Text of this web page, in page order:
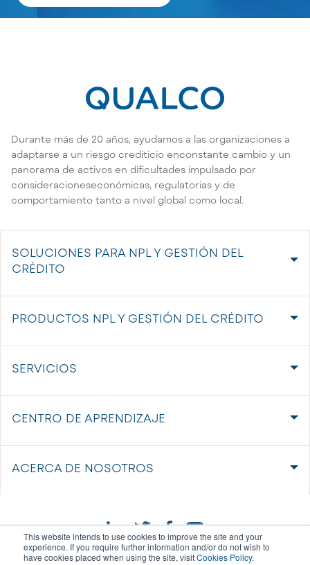
This website intends to use cookies to improve the site and your
experience. If you require further information and/or do not wish to
have cookies placed when using the site, visitCookies Policy.
Durante más de 20 años, ayudamos a las organizaciones a
adaptarse a un riesgo crediticio enconstante cambio y un
panorama de activos en dificultades impulsado por
consideracioneseconómicas, regulatorias y de
comportamiento tanto a nivel global como local.
SOLUCIONES PARA NPL Y GESTIÓN DEL
CRÉDITO
PRODUCTOS NPL Y GESTIÓN DEL CRÉDITO
SERVICIOS
CENTRO DE APRENDIZAJE
ACERCA DE NOSOTROS